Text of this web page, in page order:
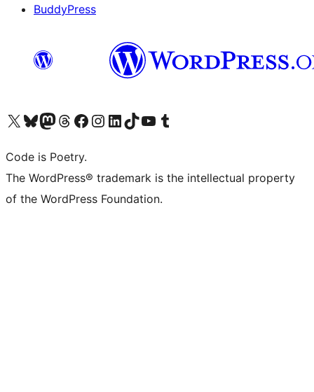
BuddyPress
Navštivte náš účet na X (dříve Twitter)
Navštivte náš Bluesky účetNavštivte náš účet Mastodon
Navštivte náš Threads účetNavštivte naši stránku na Facebooku
Navštivte náš Instagram účetNavštivte náš LinkedIn účetNavštivte náš TikTok účetNavštivte náš YouTube kanálNavštivte náš Tumblr účet
Code is Poetry.
The WordPress® trademark is the intellectual property
of the WordPress Foundation.